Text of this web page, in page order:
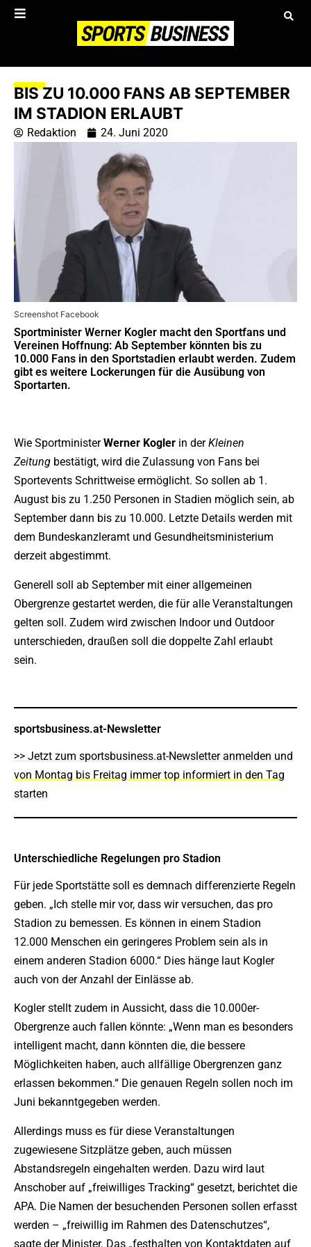
BIS ZU 10.000 FANS AB SEPTEMBER
IM STADION ERLAUBT
Redaktion 24. Juni 2020
Screenshot Facebook
Sportminister Werner Kogler macht den Sportfans und
Vereinen Hoffnung: Ab September könnten bis zu
10.000 Fans in den Sportstadien erlaubt werden. Zudem
gibt es weitere Lockerungen für die Ausübung von
Sportarten.
Wie SportministerWerner Kogler in derKleinen
Zeitung bestätigt, wird die Zulassung von Fans bei
Sportevents Schrittweise ermöglicht. So sollen ab 1.
August bis zu 1.250 Personen in Stadien möglich sein, ab
September dann bis zu 10.000. Letzte Details werden mit
dem Bundeskanzleramt und Gesundheitsministerium
derzeit abgestimmt.
Generell soll ab September mit einer allgemeinen
Obergrenze gestartet werden, die für alle Veranstaltungen
gelten soll. Zudem wird zwischen Indoor und Outdoor
unterschieden, draußen soll die doppelte Zahl erlaubt
sein.
sportsbusiness.at-Newsletter
>> Jetzt zum sportsbusiness.at-Newsletter anmelden und
von Montag bis Freitag immer top informiert in den Tag
starten
Unterschiedliche Regelungen pro Stadion
Für jede Sportstätte soll es demnach differenzierte Regeln
geben. „Ich stelle mir vor, dass wir versuchen, das pro
Stadion zu bemessen. Es können in einem Stadion
12.000 Menschen ein geringeres Problem sein als in
einem anderen Stadion 6000.“ Dies hänge laut Kogler
auch von der Anzahl der Einlässe ab.
Kogler stellt zudem in Aussicht, dass die 10.000er-
Obergrenze auch fallen könnte: „Wenn man es besonders
intelligent macht, dann könnten die, die bessere
Möglichkeiten haben, auch allfällige Obergrenzen ganz
erlassen bekommen.“ Die genauen Regeln sollen noch im
Juni bekanntgegeben werden.
Allerdings muss es für diese Veranstaltungen
zugewiesene Sitzplätze geben, auch müssen
Abstandsregeln eingehalten werden. Dazu wird laut
Anschober auf „freiwilliges Tracking“ gesetzt, berichtet die
APA. Die Namen der besuchenden Personen sollen erfasst
werden – „freiwillig im Rahmen des Datenschutzes“,
sagte der Minister. Das „festhalten von Kontaktdaten auf